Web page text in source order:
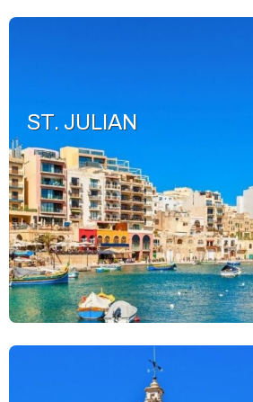
ST. JULIAN